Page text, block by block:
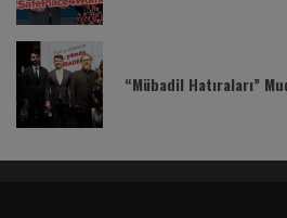
“Mübadil Hatıraları”